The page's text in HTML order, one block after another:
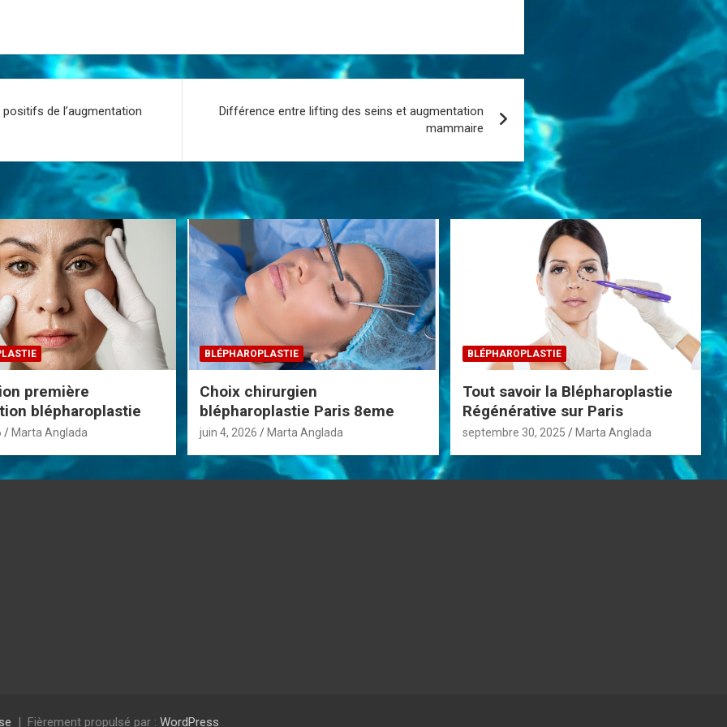
de l’augmentation
Différence entre lifting des seins et augmentation
mammaire
première
blépharoplastie
Marta Anglada
BLÉPHAROPLASTIE
Choix chirurgien
blépharoplastie Paris 8eme
juin 4, 2026 Marta Anglada
BLÉPHAROPLASTIE
Tout savoir la Blépharoplastie
Régénérative sur Paris
septembre 30, 2025 Marta Anglada
Fièrement propulsé par : WordPress